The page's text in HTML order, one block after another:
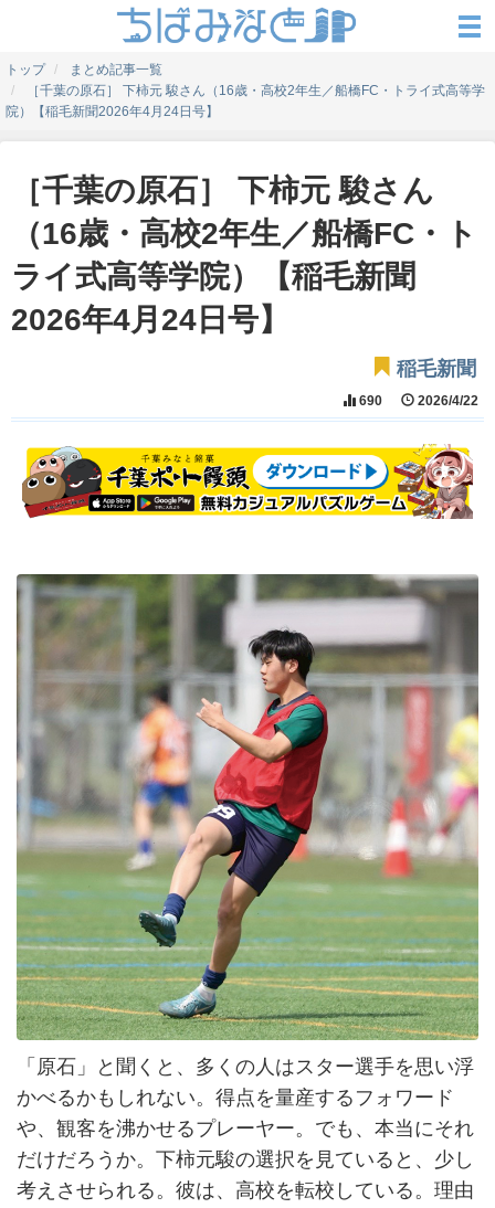
トップ
まとめ記事一覧
［千葉の原石］ 下柿元 駿さん（16歳・高校2年生／船橋FC・トライ式高等学
院）【稲毛新聞2026年4月24日号】
［千葉の原石］ 下柿元 駿さん
（16歳・高校2年生／船橋FC・ト
ライ式高等学院）【稲毛新聞
2026年4月24日号】
稲毛新聞
690 2026/4/22
「原石」と聞くと、多くの人はスター選手を思い浮
かべるかもしれない。得点を量産するフォワード
や、観客を沸かせるプレーヤー。でも、本当にそれ
だけだろうか。下柿元駿の選択を見ていると、少し
考えさせられる。彼は、高校を転校している。理由